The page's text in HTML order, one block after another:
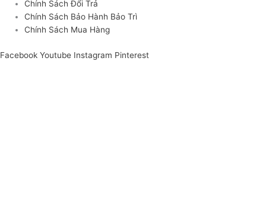
Chính Sách Đổi Trả
Chính Sách Bảo Hành Bảo Trì
Chính Sách Mua Hàng
Facebook Youtube Instagram Pinterest